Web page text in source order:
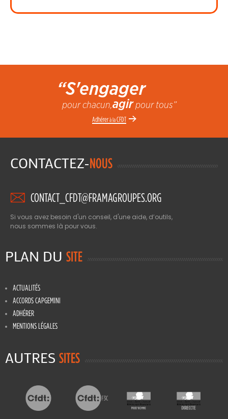
“S'engager
pour chacun,agirpour tous”
Adhérerà laCFDT
CONTACTEZ-NOUS
CONTACT_CFDT@FRAMAGROUPES.ORG
Si vous avez besoin d'un conseil, d'une aide, d’outils,
nous sommes là pour vous.
PLAN DU SITE
ACTUALITÉS
ACCORDS CAPGEMINI
ADHÉRER
MENTIONS LÉGALES
AUTRES SITES